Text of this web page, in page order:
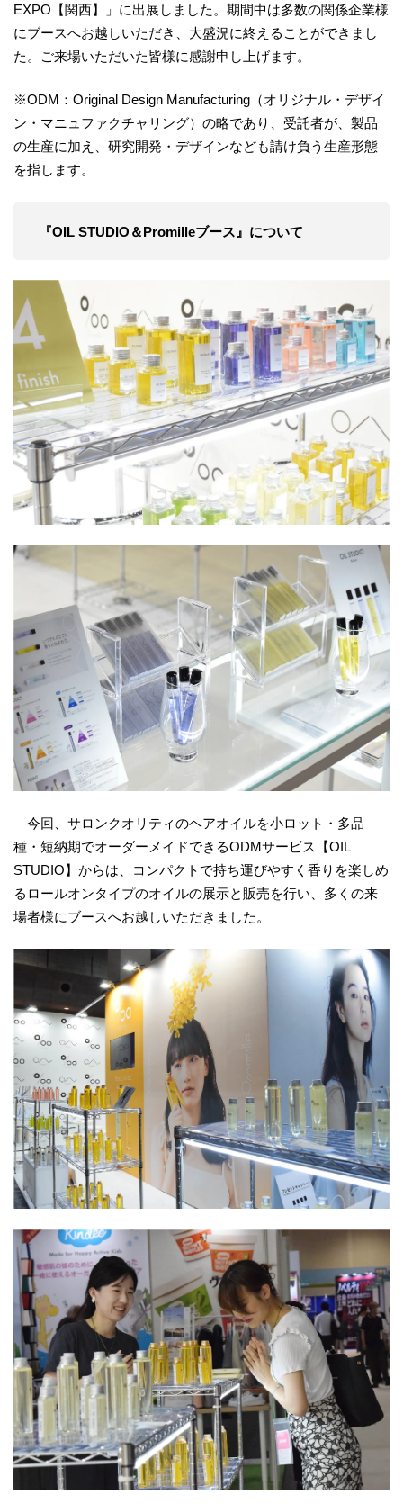
EXPO【関西】」に出展しました。期間中は多数の関係企業様
にブースへお越しいただき、大盛況に終えることができまし
た。ご来場いただいた皆様に感謝申し上げます。
※ODM：Original Design Manufacturing（オリジナル・デザイ
ン・マニュファクチャリング）の略であり、受託者が、製品
の生産に加え、研究開発・デザインなども請け負う生産形態
を指します。
『OIL STUDIO＆Promilleブース』について
今回、サロンクオリティのヘアオイルを小ロット・多品
種・短納期でオーダーメイドできるODMサービス【OIL
STUDIO】からは、コンパクトで持ち運びやすく香りを楽しめ
るロールオンタイプのオイルの展示と販売を行い、多くの来
場者様にブースへお越しいただきました。